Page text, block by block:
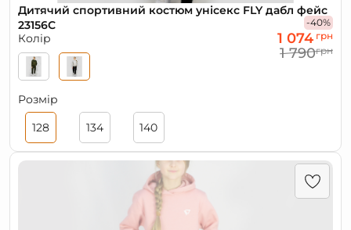
Дитячий спортивний костюм унісекс FLY дабл фейс
23156С
Колір
-40%
1 074 грн
1 790грн
Розмір
128
134 140